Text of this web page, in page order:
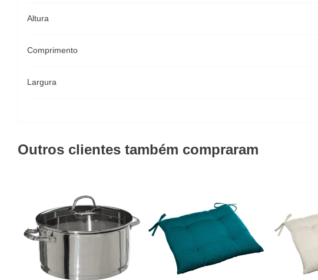
Altura
Comprimento
Largura
Outros clientes também compraram